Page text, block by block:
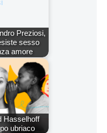
Preziosi,
sesso
amore
Hasselhoff
ubriaco